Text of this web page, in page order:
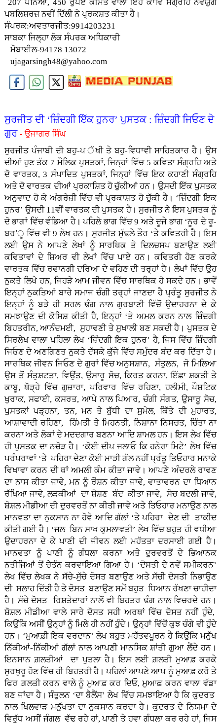
207 ਪੰਨਿਆਂ, 450 ਰੁਪਏ ਕੀਮਤ ਵਾਲਾ ਇਹ ਕਾਵਿ ਸੰਗ੍ਰਹਿ ਨਵਯੁਗ
ਪਬਲਿਸ਼ਰਜ਼ ਨਵੀਂ ਦਿੱਲੀ ਨੇ ਪ੍ਰਕਸ਼ਤ ਕੀਤਾ ਹੈ।
ਸੰਪਰਕ:ਅਵਤਾਰਜੀਤ:9914203231
ਸਾਬਕਾ ਜਿਲ੍ਹਾ ਲੋਕ ਸੰਪਰਕ ਅਧਿਕਾਰੀ
ਮੋਬਾਈਲ-94178 13072
ujagarsingh48@yahoo.com
ਸੁਰਜੀਤ ਦੀ ‘ਜ਼ਿੰਦਗੀ ਇੱਕ ਹੁਨਰ’ ਪੁਸਤਕ : ਜ਼ਿੰਦਗੀ ਜਿਓਣ ਦੇ
ਗੁਰ - ਉਜਾਗਰ ਸਿੰਘ
ਸੁਰਜੀਤ ਪੰਜਾਬੀ ਦੀ ਬਹੁ-ਪ ੱਖੀ ਤੇ ਬਹੁ-ਵਿਧਾਵੀ ਸਾਹਿਤਕਾਰ ਹੈ। ਉਸ
ਦੀਆਂ ਹੁਣ ਤੱਕ 7 ਮੌਲਿਕ ਪੁਸਤਕਾਂ, ਜਿਨ੍ਹਾਂ ਵਿੱਚ 5 ਕਵਿਤਾ ਸੰਗ੍ਰਹਿ ਅਤੇ
ਦੋ ਵਾਰਤਕ, 3 ਸੰਪਾਦਿਤ ਪੁਸਤਕਾਂ, ਜਿਨ੍ਹਾਂ ਵਿੱੱਚ ਇਕ ਕਹਾਣੀ ਸੰਗ੍ਰਹਿ
ਅਤੇ ਦੋ ਵਾਰਤਕ ਦੀਆਂ ਪ੍ਰਕਾਸ਼ਿਤ ਹੋ ਚੁੱਕੀਆਂ ਹਨ। ਉਸਦੀ ਇੱਕ ਪੁਸਤਕ
ਅਨੁਵਾਦ ਹੋ ਕੇ ਅੰਗਰੇਜ਼ੀ ਵਿੱਚ ਵੀ ਪ੍ਰਕਾਸ਼ਤ ਹੋ ਚੁੱਕੀ ਹੈ। ‘ਜ਼ਿੰਦਗੀ ਇਕ
ਹੁਨਰ’ ਉਸਦੀ 11ਵੀਂ ਵਾਰਤਕ ਦੀ ਪੁਸਤਕ ਹੈ। ਸੁਰਜੀਤ ਨੇ ਇਸ ਪੁਸਤਕ ਨੂੰ
ਦੋ ਭਾਗਾਂ ਵਿੱਚ ਵੰਡਿਆ ਹੈ। ਪਹਿਲੇ ਭਾਗ ਵਿੱਚ 9 ਅਤੇ ਦੂਜੇ ਭਾਗ ‘ਨੂਰ ਦੇ ਰੂ-
ਬਰ’ੂ ਵਿੱਚ ਵੀ 9 ਲੇਖ ਹਨ। ਸੁਰਜੀਤ ਮੁੱਢਲੇ ਤੌਰ ‘ਤੇ ਕਵਿਤਰੀ ਹੈ। ਇਸ
ਲਈ ਉਸ ਨੇ ਆਪਣੇ ਲੇਖਾਂ ਨੂੰ ਸਾਰਥਿਕ ਤੇ ਦਿਲਚਸਪ ਬਣਾਉਣ ਲਈ
ਕਵਿਤਾਵਾਂ ਦੇ ਸ਼ਿਅਰ ਵੀ ਲੇਖਾਂ ਵਿੱਚ ਪਾਏ ਹਨ। ਕਵਿਤਰੀ ਹੋਣ ਕਰਕੇ
ਵਾਰਤਕ ਵਿੱਚ ਰਵਾਨਗੀ ਦਰਿਆ ਦੇ ਵਹਿਣ ਦੀ ਤਰ੍ਹਾਂ ਹੈ। ਲੇਖਾਂ ਵਿੱਚ ਉਹ
ਨੁਕਤੇ ਲਿਖੇ ਹਨ, ਜਿਹੜੇ ਆਮ ਜੀਵਨ ਵਿੱਚ ਸਾਰਥਿਕ ਹੋ ਸਕਦੇ ਹਨ। ਭਾਵੇਂ
ਇਨ੍ਹਾਂ ਨੁਕਤਿਆਂ ਬਾਰੇ ਸਮਾਜ ਚੰਗੀ ਤਰ੍ਹਾਂ ਜਾਣਦਾ ਹੈ ਪ੍ਰੰਤੂ ਸੁਰਜੀਤ ਨੇ
ਇਨ੍ਹਾਂ ਨੂੰ ਬੜੇ ਹੀ ਸਰਲ ਢੰਗ ਨਾਲ ਗੁਰਬਾਣੀ ਵਿੱਚੋਂ ਉਦਾਹਰਨਾ ਦੇ ਕੇ
ਸਮਝਾਉਣ ਦੀ ਕੋਸਿਸ਼ ਕੀਤੀ ਹੈ, ਇਨ੍ਹਾਂ ‘ਤੇ ਅਮਲ ਕਰਨ ਨਾਲ ਜ਼ਿੰਦਗੀ
ਬਿਹਤਰੀਨ, ਆਨੰਦਮਈ, ਸੁਹਾਵਣੀ ਤੇ ਸੁਖਾਲੀ ਬਣ ਸਕਦੀ ਹੈ। ਪੁਸਤਕ ਦੇ
ਸਿਰਲੇਖ ਵਾਲਾ ਪਹਿਲਾ ਲੇਖ ‘ਜ਼ਿੰਦਗੀ ਇਕ ਹੁਨਰ’ ਹੈ, ਜਿਸ ਵਿੱਚ ਜ਼ਿੰਦਗੀ
ਜਿਓਣ ਦੇ ਅਣਗਿਣਤ ਨੁਕਤੇ ਦੱਸਕੇ ਕੁੱਜੇ ਵਿੱਚ ਸਮੁੰਦਰ ਬੰਦ ਕਰ ਦਿੱਤਾ ਹੈ।
ਸਾਰਥਿਕ ਜੀਵਨ ਜਿਓਣ ਦੇ ਗੁਰਾਂ ਵਿੱਚ ਅਨੁਸਸ਼ਾਨ, ਸੰਤੁਲਨ, ਜੋ ਮਿਲਿਆ
ਉਸ ਤੋਂ ਸੰਤੁਸ਼ਟਤਾ, ਵਿਉਂਤ, ਉਸਾਰੂ ਸੋਚ, ਕਿਰਤ ਕਰਨਾ, ਇੱਛਾ ਸ਼ਕਤੀ ਤੇ
ਕਾਬੂ, ਥੋੜ੍ਹੇ ਵਿੱਚ ਗੁਜ਼ਾਰਾ, ਪਰਿਵਾਰ ਵਿੱਚ ਰਹਿਣਾ, ਹਲੀਮੀ, ਪੌਸ਼ਟਿਕ
ਖੁਰਾਕ, ਸਫਾਈ, ਕਸਰਤ, ਆਪੇ ਨਾਲ ਪਿਆਰ, ਚੰਗੀ ਸੰਗਤ, ਉਸਾਰੂ ਸੋਚ,
ਪੁਸਤਕਾਂ ਪੜ੍ਹਨਾ, ਤਨ, ਮਨ ਤੇ ਬੁੱਧੀ ਦਾ ਸੁਮੇਲ, ਕਿੱਤੇ ਦੀ ਮੁਹਾਰਤ,
ਆਸ਼ਾਵਾਦੀ ਰਹਿਣਾ, ਹਿੰਮਤੀ ਤੇ ਮਿਹਨਤੀ, ਨਿਸ਼ਾਨਾ ਨਿਸਚਤ, ਚਿੰਤਾ ਨਾ
ਕਰਨਾ ਅਤੇ ਲੋਕਾਂ ਦੇ ਮਦਦਗਾਰ ਬਣਨਾ ਆਦਿ ਸ਼ਾਮਲ ਹਨ। ਇਸ ਲੇਖ ਵਿੱਚ
ਹੀ ਪੁਸਤਕ ਦਾ ਨਚੋੜ ਹੈ। ‘ਕੋਈ ਦੀਪ ਜਲਾਓ ਕਿ ਹਨੇਰਾ ਮਿਟੇ’ ਲੇਖ ਵਿੱਚ
ਪਰੰਪਰਾਵਾਂ ‘ਤੇ ਪਹਿਰਾ ਦੇਣਾ ਕੋਈ ਮਾੜੀ ਗੱਲ ਨਹੀਂ ਪ੍ਰੰਤੂ ਤਿਓਹਾਰ ਮਨਾਕੇ
ਵਿਖਾਵਾ ਕਰਨ ਦੀ ਥਾਂ ਅਮਲੀ ਕੰਮ ਕੀਤਾ ਜਾਵੇ। ਆਪਣੇ ਅੰਦਰਲੇ ਰਾਵਣ
ਦਾ ਨਾਸ ਕੀਤਾ ਜਾਵੇ, ਮਨ ਨੂੰ ਰੌਸ਼ਨ ਕੀਤਾ ਜਾਵੇ, ਵਾਤਾਵਰਨ ਦਾ ਧਿਆਨ
ਰੱਖਿਆ ਜਾਵੇ, ਲੜਕੀਆਂ ਦਾ ਸ਼ੋਸ਼ਣ ਬੰਦ ਕੀਤਾ ਜਾਵੇ, ਸੋਚ ਬਦਲੀ ਜਾਵੇ,
ਸ਼ੋਸ਼ਲ ਮੀਡੀਆ ਦੀ ਦੁਰਵਰਤੋਂ ਨਾ ਕੀਤੀ ਜਾਵੇ ਅਤੇ ਤਿਓਹਾਰ ਮਨਾਉਣ ਨਾਲ
ਮਾਨਵਤਾ ਦਾ ਨੁਕਸਾਨ ਨਾ ਹੋਵੇ ਆਦਿ ਗੱਲਾਂ ‘ਤੇ ਪਹਿਰਾ ਦੇਣ ਦੀ ਤਾਕੀਦ
ਕੀਤੀ ਗਈ ਹੈ। ‘ਜਲ ਬਿਨ ਸਾਖ ਕੁਮਲਾਵਤੀ’ ਲੇਖ ਵਿੱਚ ਬਹੁਤ ਹੀ ਵਧੀਆ
ਉਦਾਹਰਨਾ ਦੇ ਕੇ ਪਾਣੀ ਦੀ ਜੀਵਨ ਲਈ ਮਹੱਤਤਾ ਦਰਸਾਈ ਗਈ ਹੈ।
ਮਾਨਵਤਾ ਨੂੰ ਪਾਣੀ ਨੂੰ ਗੰਧਲਾ ਕਰਨਾ ਅਤੇ ਦੁਰਵਰਤੋਂ ਦੇ ਭਿਆਨਕ
ਨਤੀਜਿਆਂ ਤੋਂ ਚੇਤੰਨ ਕਰਵਾਇਆ ਗਿਆ ਹੈ। ‘ਦੋਸਤੀ ਦੇ ਨਵੇਂ ਸਮੀਕਰਨ’
ਲੇਖ ਵਿੱਚ ਲੇਖਕ ਨੇ ਸੱਚੇ-ਸੁੱਚੇ ਦੋਸਤ ਬਣਾਉਣ ਅਤੇ ਸੱਚੀ ਦੋਸਤੀ ਨਿਭਾਉਣ
ਦੀ ਸਲਾਹ ਦਿੱਤੀ ਹੈ ਤੇ ਦੋਸਤ ਬਣਾਉਣ ਸਮੇਂ ਬਹੁਤ ਧਿਆਨ ਰੱਖਣਾ ਚਾਹੀਦਾ
ਹੈ। ਸੱਚੇ ਦੋਸਤ ਰਿਸ਼ਤੇਦਾਰਾਂ ਨਾਲੋਂ ਵੀ ਬਿਹਤਰ ਢੰਗ ਨਾਲ ਵਿਚਰਦੇ ਹਨ।
ਸ਼ੋਸ਼ਲ ਮੀਡੀਆ ਵਾਲੇ ਸਾਰੇ ਦੋਸਤ ਸਹੀ ਅਰਥਾਂ ਵਿੱਚ ਦੋਸਤ ਨਹੀਂ ਹੁੰਦੇ,
ਕਿਉਂਕਿ ਅਸੀਂ ਉਨ੍ਹਾਂ ਨੂੰ ਮਿਲੇ ਹੀ ਨਹੀਂ ਹੁੰਦੇ। ਉਨ੍ਹਾਂ ਵਿੱਚੋਂ ਕੁਝ ਚੰਗੇ ਵੀ ਹੁੰਦੇ
ਹਨ। ‘ਮੁਆਫ਼ੀ ਇਕ ਵਰਦਾਨ’ ਲੇਖ ਬਹੁਤ ਮਹੱਤਵਪੂਰਨ ਹੈ ਕਿਉਂਕਿ ਮਨੁੱਖ
ਨਿੱਕੀਆਂ-ਨਿੱਕੀਆਂ ਗੱਲਾਂ ਨਾਲ ਆਪਣੀ ਮਾਨਸਿਕ ਸ਼ਾਂਤੀ ਗੁਆ ਲੈਂਦੇ ਹਨ।
ਇਨਸਾਨ ਗ਼ਲਤੀਆਂ ਦਾ ਪੁਤਲਾ ਹੈ। ਇਸ ਲਈ ਗ਼ਲਤੀ ਮੁਆਫ਼ ਕਰਕੇ
ਸੁਰਖੁਰੂ ਹੋਣ ਵਿੱਚ ਹੀ ਬਿਹਤਰੀ ਹੈ। ਪਹਿਲਾਂ ਆਪਣੇ ਆਪ ਨੂੰ ਮੁਆਫ਼ ਕਰੋ ਤੇ
ਫਿਰ ਗ਼ਲਤੀ ਕਰਨ ਵਾਲੇ ਨੂੰ ਮੁਆਫ਼ ਕਰ ਦਿਓ, ਮੁਆਫ਼ ਕਰਨ ਵਾਲਾ ਵੱਡਾ
ਬਣ ਜਾਂਦਾ ਹੈ। ਸੰਤੁਲਨ ‘ਦਾ ਬੈਲੈਂਸ’ ਲੇਖ ਵਿੱਚ ਸਮਝਾਇਆ ਹੈ ਕਿ ਕੁਦਰਤ
ਨਾਲ ਖਿਲਵਾੜ ਮਨੁੱਖਤਾ ਦਾ ਨੁਕਸਾਨ ਕਰਦਾ ਹੈ। ਕੁਦਰਤ ਦੇ ਨਿਯਮਾ ਦੇ
ਵਿਰੁੱਧ ਅਸੀਂ ਜੰਗਲ ਵੱਢ ਰਹੇ ਹਾਂ, ਪਾਣੀ ਤੇ ਹਵਾ ਗੰਧਲਾ ਕਰ ਰਹੇ ਹਾਂ, ਜਿਸ